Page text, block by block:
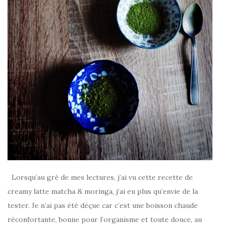
Lorsqu’au gré de mes lectures, j’ai vu cette recette de
creamy latte matcha & moringa, j’ai eu plus qu’envie de la
tester. Je n’ai pas été déçue car c’est une boisson chaude
réconfortante, bonne pour l’organisme et toute douce, au